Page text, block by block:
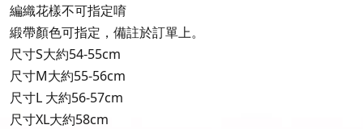
編織花樣不可指定唷
緞帶顏色可指定，備註於訂單上。
尺寸S大約54-55cm
尺寸M大約55-56cm
尺寸L 大約56-57cm
尺寸XL大約58cm